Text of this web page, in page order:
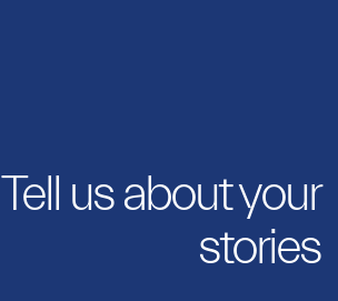
Tell us about your
stories